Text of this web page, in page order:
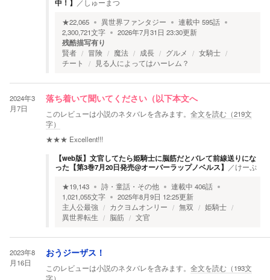
中！】 ／ しゅーまつ
★22,065 異世界ファンタジー 連載中 595話
2,300,721文字 2026年7月31日 23:30更新
残酷描写有り
賢者 冒険 魔法 成長 グルメ
女騎士
チート
見る人によってはハーレム？
2024年3
月7日
落ち着いて聞いてください（以下本文へ
このレビューは小説のネタバレを含みます。 全文を読む（219文
字）
★★★ Excellent!!!
【web版】文官してたら姫騎士に脳筋だとバレて前線送りにな
った【第3巻7月20日発売@オーバーラップノベルス】
／けーぷ
★19,143 詩・童話・その他 連載中 406話
1,021,055文字 2025年8月9日 12:25更新
主人公最強
カクヨムオンリー 無双
姫騎士
異世界転生
脳筋 文官
2023年8
月16日
おうジーザス！
このレビューは小説のネタバレを含みます。 全文を読む（193文